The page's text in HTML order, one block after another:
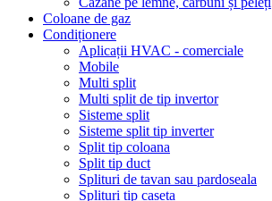
Coloane de gaz
Condiționere
Aplicații HVAC - comerciale
Mobile
Multi split
Multi split de tip invertor
Sisteme split
Sisteme split tip inverter
Split tip coloana
Split tip duct
Splituri de tavan sau pardoseala
Splituri tip caseta